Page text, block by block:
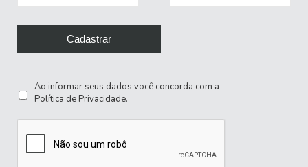
Ao informar seus dados você concorda com a
Política de Privacidade.